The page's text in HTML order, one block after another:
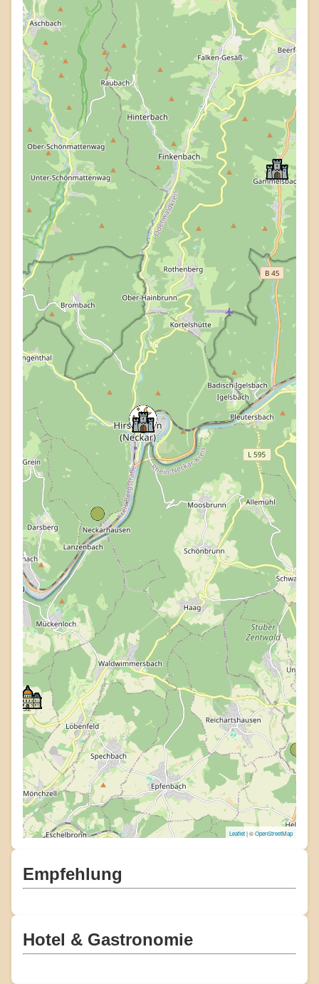
Leaflet| ©OpenStreetMap
Empfehlung
Hotel & Gastronomie